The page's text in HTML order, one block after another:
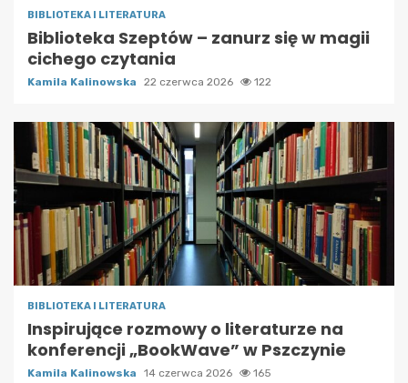
BIBLIOTEKA I LITERATURA
Biblioteka Szeptów – zanurz się w magii
cichego czytania
Kamila Kalinowska 22 czerwca 2026 122
BIBLIOTEKA I LITERATURA
Inspirujące rozmowy o literaturze na
konferencji „BookWave” w Pszczynie
Kamila Kalinowska 14 czerwca 2026 165